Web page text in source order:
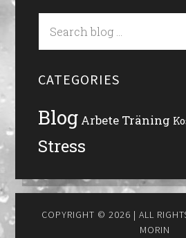
CATEGORIES
Blog Arbete Träning
Stress
COPYRIGHT © 2026 | ALL
MORIN